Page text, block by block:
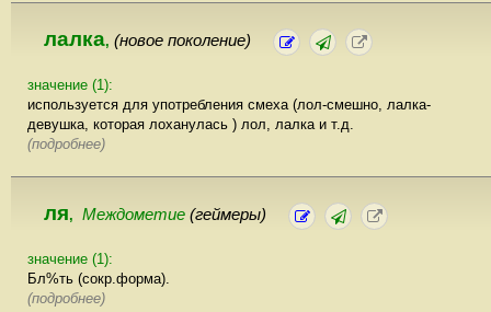
лалка, (новое поколение)
значение (1):
используется для употребления смеха (лол-смешно, лалка-
девушка, которая лоханулась ) лол, лалка и т.д.
(подробнее)
ля, Междометие (геймеры)
значение (1):
Бл%ть (сокр.форма).
(подробнее)